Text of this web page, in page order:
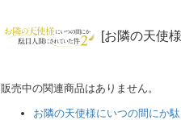
[お隣の天使
販売中の関連商品はありません。
お隣の天使様にいつの間にか